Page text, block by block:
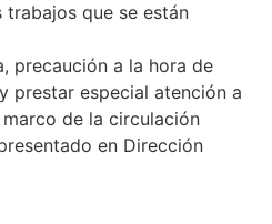
que se están
precaución a la hora de
prestar especial atención a
de la circulación
en Dirección